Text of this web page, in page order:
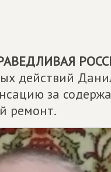
действий
за
ремонт.